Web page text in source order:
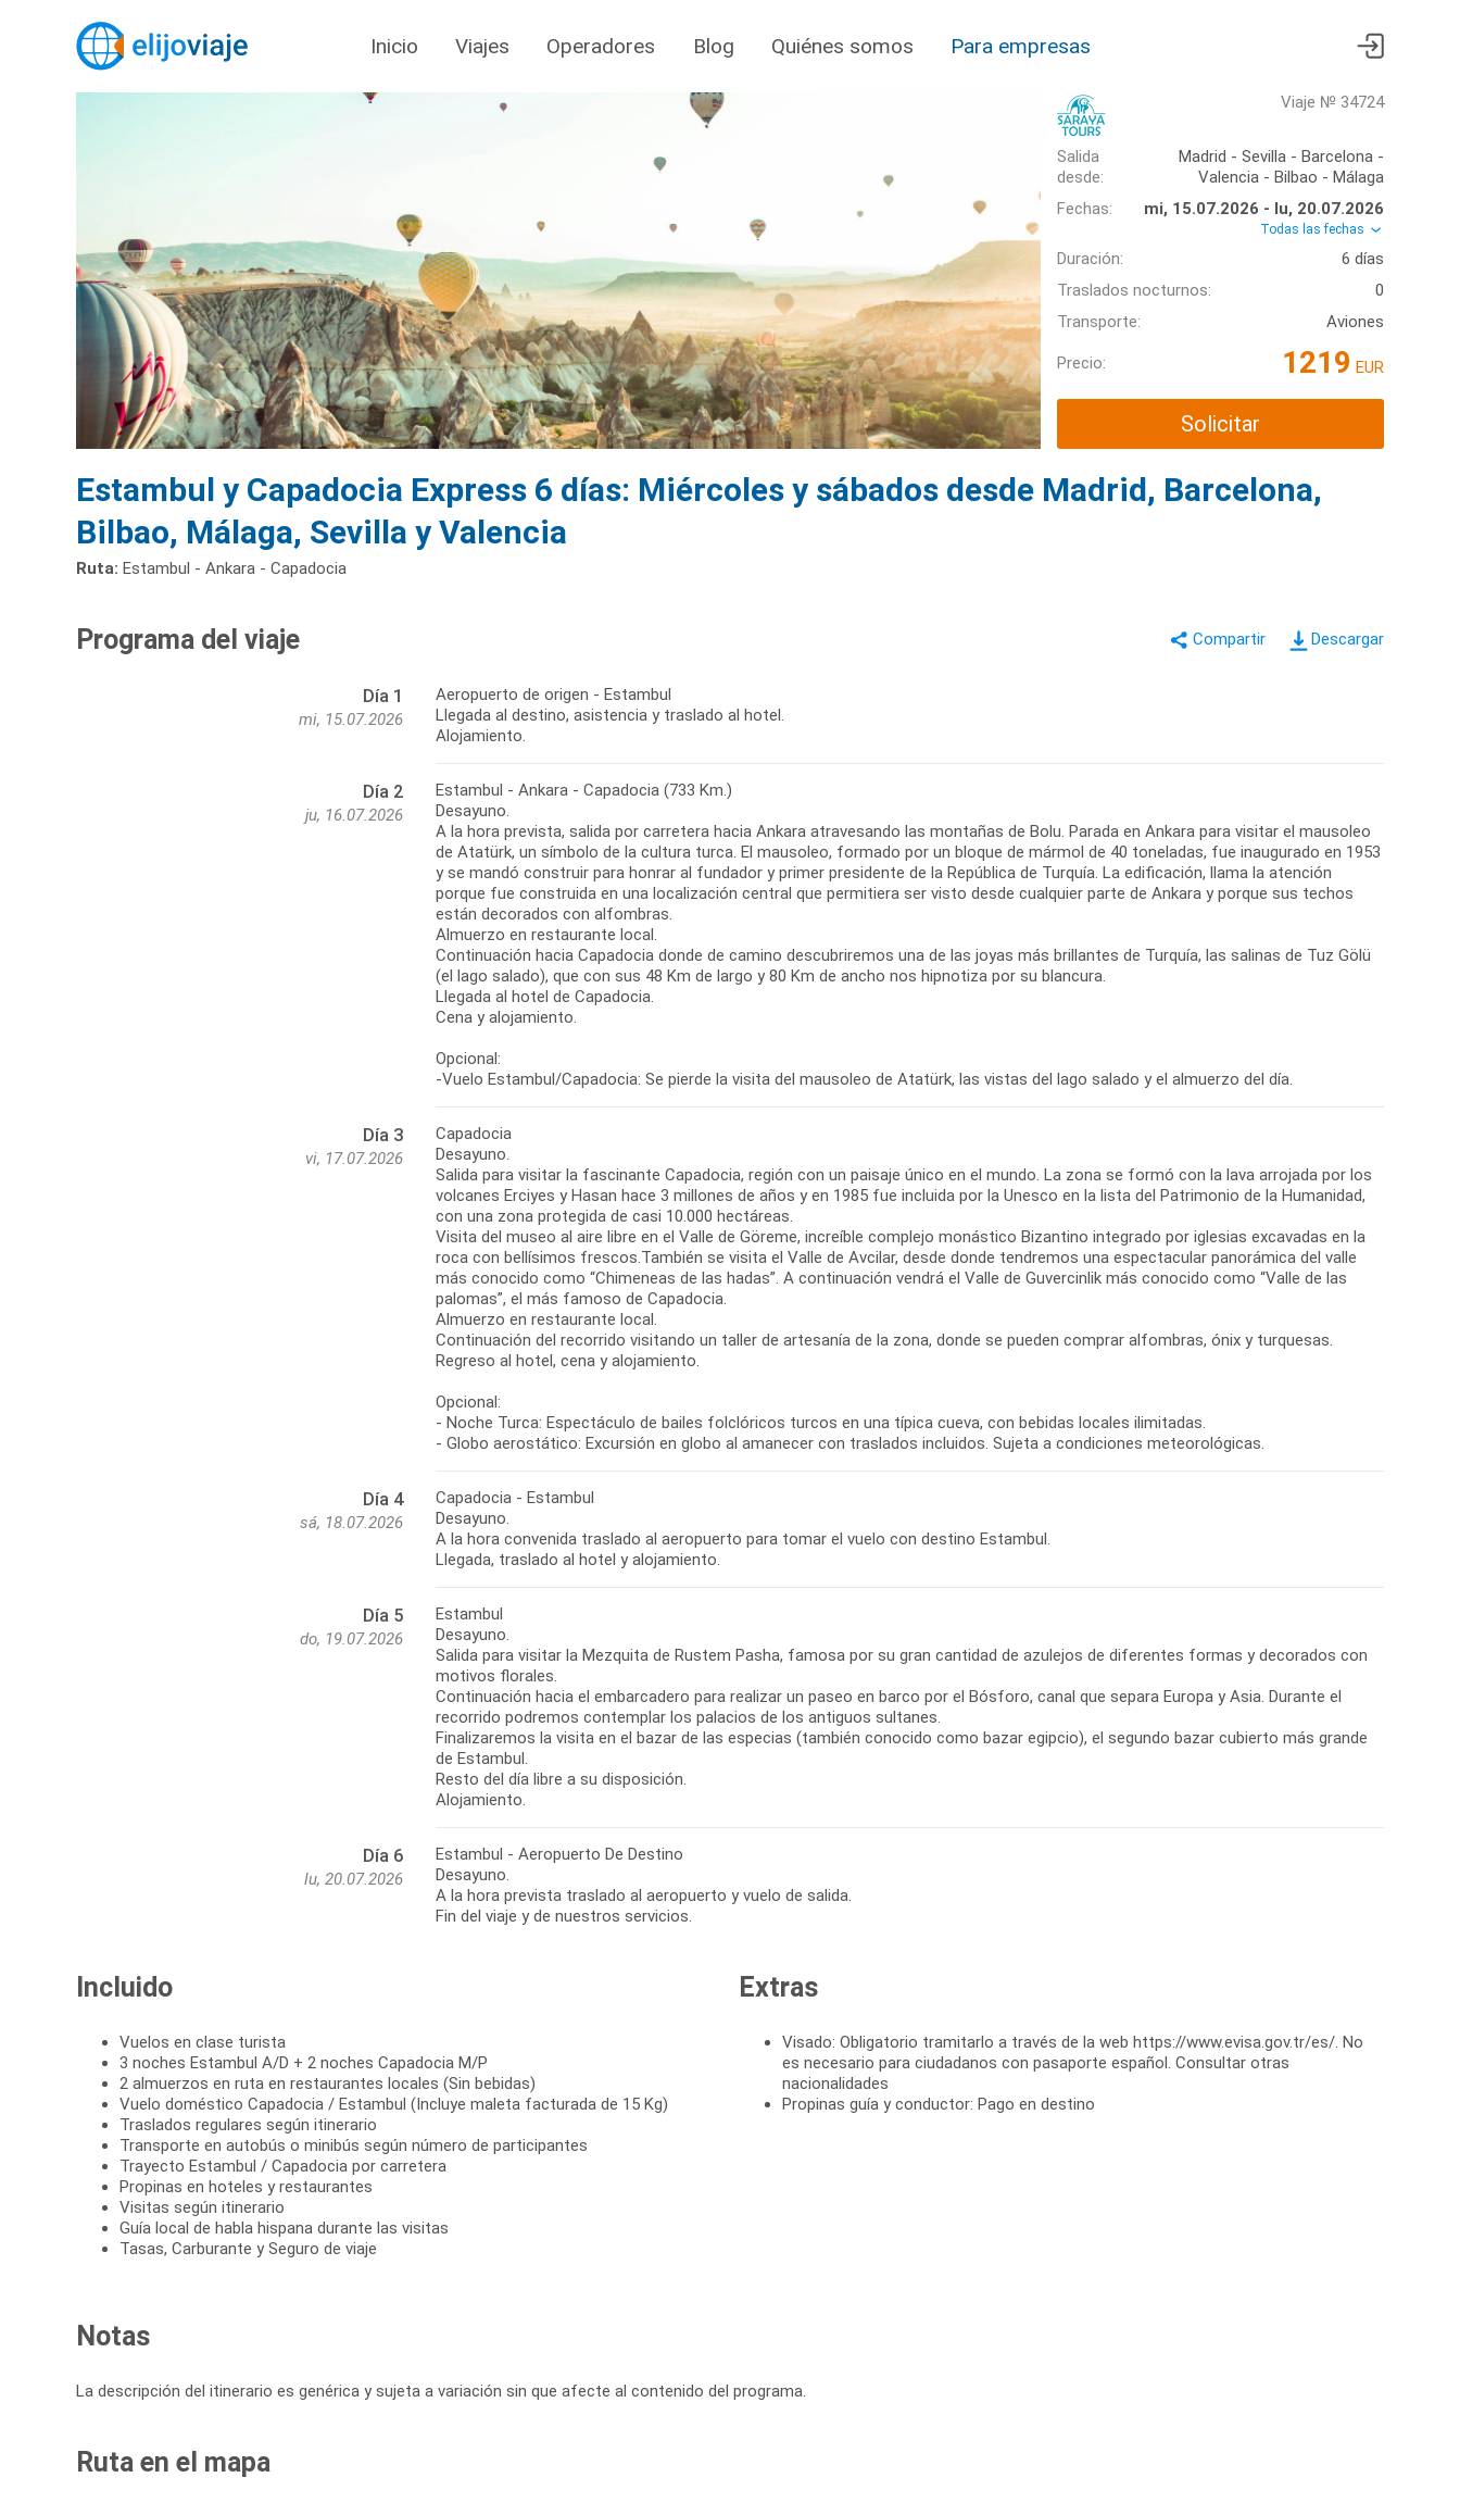
Inicio Viajes Operadores Blog Quiénes somos Para empresas
Viaje № 34724
Salida
desde:
Madrid - Sevilla - Barcelona -
Valencia - Bilbao - Málaga
Fechas:
mi, 15.07.2026 - lu, 20.07.2026
Todas las fechas
Duración:
6 días
Traslados nocturnos:
0
Transporte:
Aviones
Precio: 1219 EUR
Solicitar
Estambul y Capadocia Express 6 días: Miércoles y sábados desde Madrid, Barcelona,
Bilbao, Málaga, Sevilla y Valencia
Ruta: Estambul - Ankara - Capadocia
Descargar
Programa del viaje
Día 1
mi, 15.07.2026
Aeropuerto de origen - Estambul
Llegada al destino, asistencia y traslado al hotel.
Alojamiento.
Día 2
ju, 16.07.2026
Estambul - Ankara - Capadocia (733 Km.)
Desayuno.
A la hora prevista, salida por carretera hacia Ankara atravesando las montañas de Bolu. Parada en Ankara para visitar el mausoleo
de Atatürk, un símbolo de la cultura turca. El mausoleo, formado por un bloque de mármol de 40 toneladas, fue inaugurado en 1953
y se mandó construir para honrar al fundador y primer presidente de la República de Turquía. La edificación, llama la atención
porque fue construida en una localización central que permitiera ser visto desde cualquier parte de Ankara y porque sus techos
están decorados con alfombras.
Almuerzo en restaurante local.
Continuación hacia Capadocia donde de camino descubriremos una de las joyas más brillantes de Turquía, las salinas de Tuz Gölü
(el lago salado), que con sus 48 Km de largo y 80 Km de ancho nos hipnotiza por su blancura.
Llegada al hotel de Capadocia.
Cena y alojamiento.
Opcional:
-Vuelo Estambul/Capadocia: Se pierde la visita del mausoleo de Atatürk, las vistas del lago salado y el almuerzo del día.
Día 3
vi, 17.07.2026
Capadocia
Desayuno.
Salida para visitar la fascinante Capadocia, región con un paisaje único en el mundo. La zona se formó con la lava arrojada por los
volcanes Erciyes y Hasan hace 3 millones de años y en 1985 fue incluida por la Unesco en la lista del Patrimonio de la Humanidad,
con una zona protegida de casi 10.000 hectáreas.
Visita del museo al aire libre en el Valle de Göreme, increíble complejo monástico Bizantino integrado por iglesias excavadas en la
roca con bellísimos frescos.También se visita el Valle de Avcilar, desde donde tendremos una espectacular panorámica del valle
más conocido como “Chimeneas de las hadas”. A continuación vendrá el Valle de Guvercinlik más conocido como “Valle de las
palomas”, el más famoso de Capadocia.
Almuerzo en restaurante local.
Continuación del recorrido visitando un taller de artesanía de la zona, donde se pueden comprar alfombras, ónix y turquesas.
Regreso al hotel, cena y alojamiento.
Opcional:
- Noche Turca: Espectáculo de bailes folclóricos turcos en una típica cueva, con bebidas locales ilimitadas.
- Globo aerostático: Excursión en globo al amanecer con traslados incluidos. Sujeta a condiciones meteorológicas.
Día 4
sá, 18.07.2026
Capadocia - Estambul
Desayuno.
A la hora convenida traslado al aeropuerto para tomar el vuelo con destino Estambul.
Llegada, traslado al hotel y alojamiento.
Día 5
do, 19.07.2026
Estambul
Desayuno.
Salida para visitar la Mezquita de Rustem Pasha, famosa por su gran cantidad de azulejos de diferentes formas y decorados con
motivos florales.
Continuación hacia el embarcadero para realizar un paseo en barco por el Bósforo, canal que separa Europa y Asia. Durante el
recorrido podremos contemplar los palacios de los antiguos sultanes.
Finalizaremos la visita en el bazar de las especias (también conocido como bazar egipcio), el segundo bazar cubierto más grande
de Estambul.
Resto del día libre a su disposición.
Alojamiento.
Día 6
lu, 20.07.2026
Estambul - Aeropuerto De Destino
Desayuno.
A la hora prevista traslado al aeropuerto y vuelo de salida.
Incluido
Vuelos en clase turista
3 noches Estambul A/D + 2 noches Capadocia M/P
2 almuerzos en ruta en restaurantes locales (Sin bebidas)
Vuelo doméstico Capadocia / Estambul (Incluye maleta facturada de 15 Kg)
Traslados regulares según itinerario
Transporte en autobús o minibús según número de participantes
Trayecto Estambul / Capadocia por carretera
Propinas en hoteles y restaurantes
Visitas según itinerario
Guía local de habla hispana durante las visitas
Tasas, Carburante y Seguro de viaje
Extras
Visado: Obligatorio tramitarlo a través de la web https://www.evisa.gov.tr/es/. No
es necesario para ciudadanos con pasaporte español. Consultar otras
nacionalidades
Propinas guía y conductor: Pago en destino
Notas
La descripción del itinerario es genérica y sujeta a variación sin que afecte al contenido del programa.
Ruta en el mapa